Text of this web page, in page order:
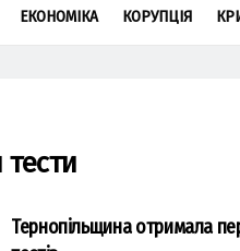
ЕКОНОМІКА КОРУПЦІЯ
Тернопільщина отримала